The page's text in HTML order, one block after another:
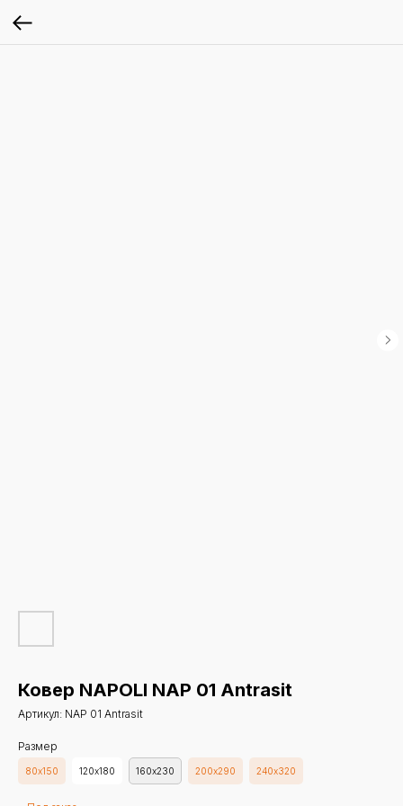
Ковер NAPOLI NAP 01 Antrasit
Артикул: NAP 01 Antrasit
Размер
80х150 120х180 160х230 200х290 240х320